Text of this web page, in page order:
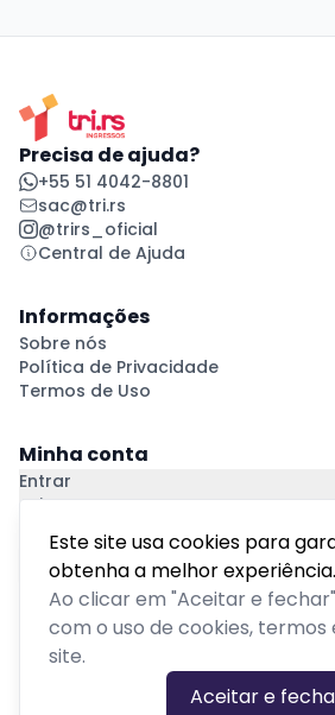
Este site usa cookies para
obtenha a melhor experiência.
Ao clicar em "Aceitar e
com o uso de cookies,
site.
Aceitar e
Precisa de ajuda?
+55 51 4042-8801
sac@tri.rs
@trirs_oficial
Central de Ajuda
Informações
Sobre nós
Política de Privacidade
Termos de Uso
Minha conta
Entrar
Criar Conta
Pagamento Seguro
CATEGORIAS DE EVENTOS